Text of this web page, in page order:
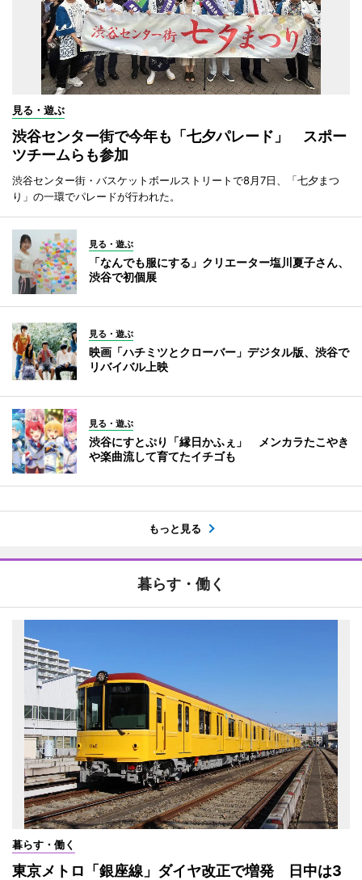
見る・遊ぶ
渋谷センター街で今年も「七夕パレード」 スポー
ツチームらも参加
渋谷センター街・バスケットボールストリートで8月7日、「七夕まつ
り」の一環でパレードが行われた。
見る・遊ぶ
「なんでも服にする」クリエーター塩川夏子さん、
渋谷で初個展
見る・遊ぶ
映画「ハチミツとクローバー」デジタル版、渋谷で
リバイバル上映
見る・遊ぶ
渋谷にすとぷり「縁日かふぇ」 メンカラたこやき
や楽曲流して育てたイチゴも
もっと見る
暮らす・働く
暮らす・働く
東京メトロ「銀座線」ダイヤ改正で増発 日中は3